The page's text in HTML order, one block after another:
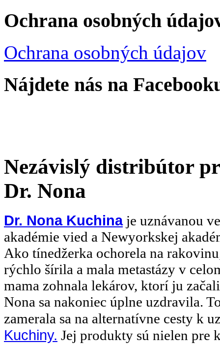
Ochrana osobných
Ochrana osobných údajov
Nájdete nás na
Nezávislý distribútor
Dr. Nona
Dr. Nona Kuchinaje uznávanou
akadémie vied a Newyorkskej
Ako tínedžerka ochorela na
rýchlo šírila a mala metastázy v
mama zohnala lekárov, ktorí ju
Nona sa nakoniec úplne uzdravila.
zamerala sa na alternatívne cesty k
Kuchiny. Jej produkty sú nielen pre